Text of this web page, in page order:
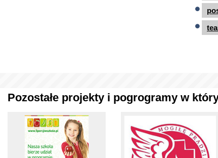
Pozostałe projekty i pogrogramy w